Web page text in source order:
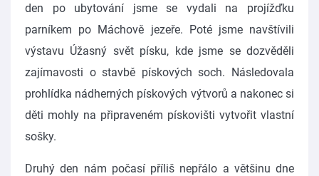
den po ubytování jsme se vydali na projížďku
parníkem po Máchově jezeře. Poté jsme navštívili
výstavu Úžasný svět písku, kde jsme se dozvěděli
zajímavosti o stavbě pískových soch. Následovala
prohlídka nádherných pískových výtvorů a nakonec si
děti mohly na připraveném pískovišti vytvořit vlastní
sošky.
Druhý den nám počasí příliš nepřálo a většinu dne